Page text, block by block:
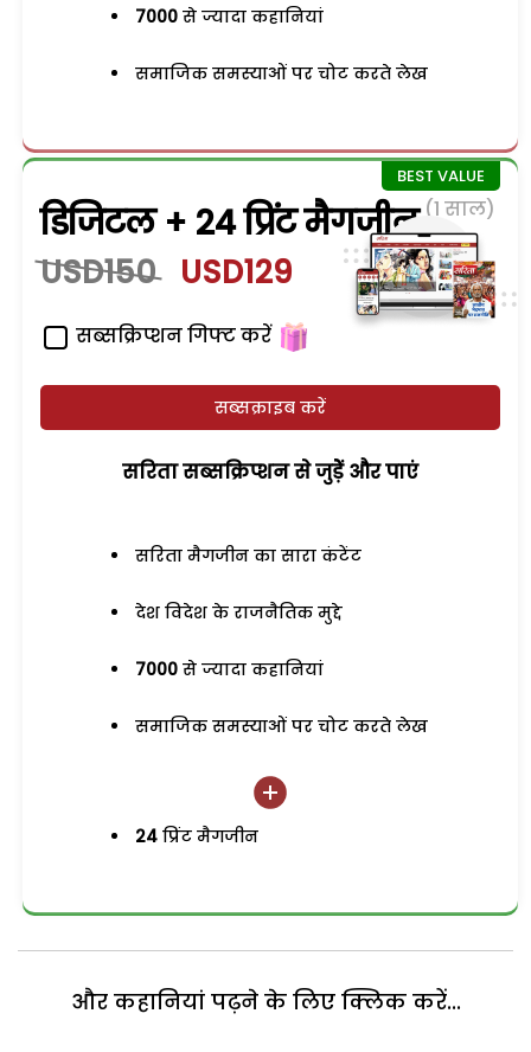
7000 से ज्यादा कहानियां
समाजिक समस्याओं पर चोट करते लेख
डिजिटल + 24 प्रिंट मैगजीन (1 साल)
USD150 USD129
सब्सक्रिप्शन गिफ्ट करें
सब्सक्राइब करें
सरिता सब्सक्रिप्शन से जुड़ेें और पाएं
सरिता मैगजीन का सारा कंटेंट
देश विदेश के राजनैतिक मुद्दे
7000 से ज्यादा कहानियां
समाजिक समस्याओं पर चोट करते लेख
24 प्रिंट मैगजीन
और कहानियां पढ़ने के लिए क्लिक करें...